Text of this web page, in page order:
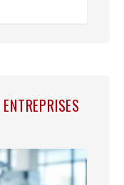
ENTREPRISES